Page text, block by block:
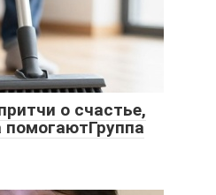
о счастье,
помогаютГруппа